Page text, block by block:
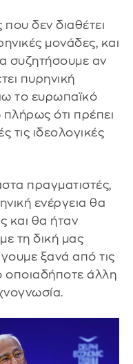
δεν διαθέτει
μονάδες, και
συζητήσουμε αν
πυρηνική
το ευρωπαϊκό
ότι πρέπει
τις ιδεολογικές
πραγματιστές,
ενέργεια θα
και θα ήταν
τη δική μας
ξανά από τις
άλλη